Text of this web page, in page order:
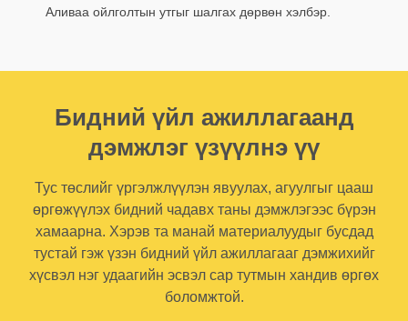
Аливаа ойлголтын утгыг шалгах дөрвөн хэлбэр.
Бидний үйл ажиллагаанд
дэмжлэг үзүүлнэ үү
Тус төслийг үргэлжлүүлэн явуулах, агуулгыг цааш
өргөжүүлэх бидний чадавх таны дэмжлэгээс бүрэн
хамаарна. Хэрэв та манай материалуудыг бусдад
тустай гэж үзэн бидний үйл ажиллагааг дэмжихийг
хүсвэл нэг удаагийн эсвэл сар тутмын хандив өргөх
боломжтой.